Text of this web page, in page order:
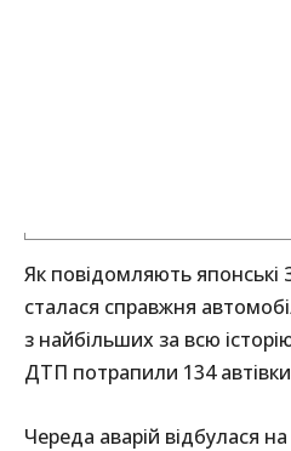
Як повідомляють японські
сталася справжня
з найбільших за всю
ДТП потрапили 134
Череда аварій відбулася